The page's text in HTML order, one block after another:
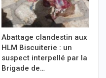
Abattage clandestin aux
HLM Biscuiterie : un
suspect interpellé par la
Brigade de…